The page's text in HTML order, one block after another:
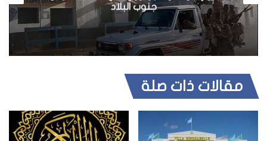
ب
التعاون في مجالات السياسة والأمن والإقتصاد
مقالات ذات صلة